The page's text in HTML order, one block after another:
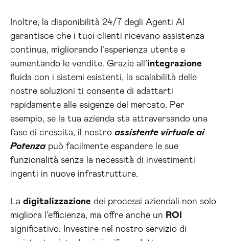
Inoltre, la disponibilità 24/7 degli Agenti AI
garantisce che i tuoi clienti ricevano assistenza
continua, migliorando l’esperienza utente e
aumentando le vendite. Grazie all’integrazione
fluida con i sistemi esistenti, la scalabilità delle
nostre soluzioni ti consente di adattarti
rapidamente alle esigenze del mercato. Per
esempio, se la tua azienda sta attraversando una
fase di crescita, il nostro assistente virtuale ai
Potenzapuò facilmente espandere le sue
funzionalità senza la necessità di investimenti
ingenti in nuove infrastrutture.
La digitalizzazione dei processi aziendali non solo
migliora l’efficienza, ma offre anche un ROI
significativo. Investire nel nostro servizio di